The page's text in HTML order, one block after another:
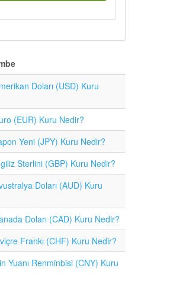
Doları (USD) Kuru
(EUR) Kuru Nedir?
Yeni (JPY) Kuru Nedir?
Sterlini (GBP) Kuru Nedir?
Doları (AUD) Kuru
Doları (CAD) Kuru Nedir?
Frankı (CHF) Kuru Nedir?
Yuanı Renminbisi (CNY) Kuru